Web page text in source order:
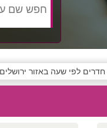
חדרים לפי שעה באזור ירושלים